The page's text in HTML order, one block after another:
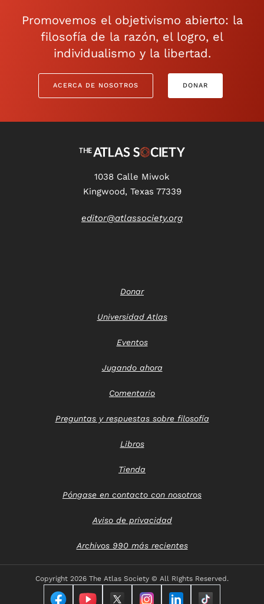
Promovemos el objetivismo abierto: la
filosofía de la razón, el logro, el
individualismo y la libertad.
ACERCA DE NOSOTROS DONAR
1038 Calle Miwok
Kingwood, Texas 77339
editor@atlassociety.org
Donar
Universidad Atlas
Eventos
Jugando ahora
Comentario
Preguntas y respuestas sobre filosofía
Libros
Tienda
Póngase en contacto con nosotros
Aviso de privacidad
Archivos 990 más recientes
Copyright 2026 The Atlas Society © All RIghts Reserved.